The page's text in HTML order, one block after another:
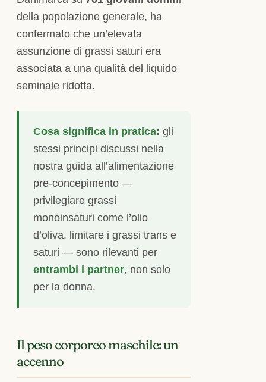
della popolazione generale, ha
confermato che un’elevata
assunzione di grassi saturi era
associata a una qualità del liquido
seminale ridotta.
Cosa significa in pratica: gli
stessi principi discussi nella
nostra guida all’alimentazione
pre-concepimento —
privilegiare grassi
monoinsaturi come l’olio
d’oliva, limitare i grassi trans e
saturi — sono rilevanti per
entrambi i partner, non solo
per la donna.
Il peso corporeo maschile: un
accenno